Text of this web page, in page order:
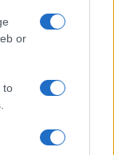
or
to
područje i
u čaju.
Žvaćite ga
Bol će se